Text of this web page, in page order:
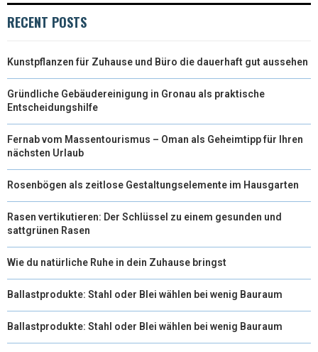
RECENT POSTS
Kunstpflanzen für Zuhause und Büro die dauerhaft gut aussehen
Gründliche Gebäudereinigung in Gronau als praktische
Entscheidungshilfe
Fernab vom Massentourismus – Oman als Geheimtipp für Ihren
nächsten Urlaub
Rosenbögen als zeitlose Gestaltungselemente im Hausgarten
Rasen vertikutieren: Der Schlüssel zu einem gesunden und
sattgrünen Rasen
Wie du natürliche Ruhe in dein Zuhause bringst
Ballastprodukte: Stahl oder Blei wählen bei wenig Bauraum
Ballastprodukte: Stahl oder Blei wählen bei wenig Bauraum